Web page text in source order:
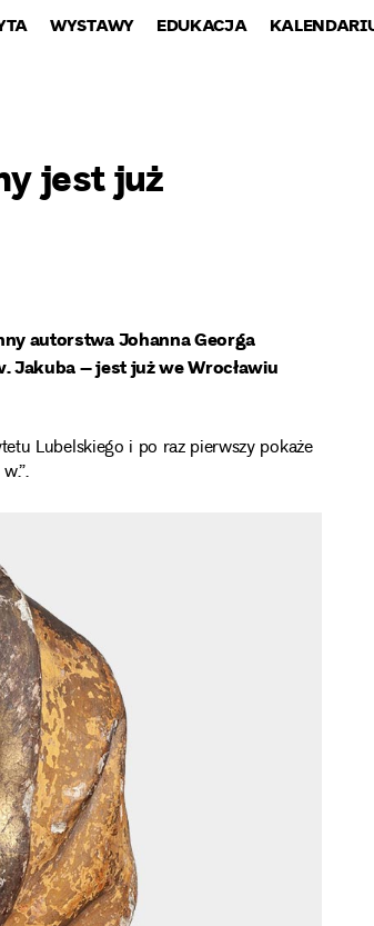
WYSTAWY EDUKACJA
jest już
autorstwa Johanna Georga
Jakuba – jest już we Wrocławiu
Lubelskiego i po raz pierwszy pokaże